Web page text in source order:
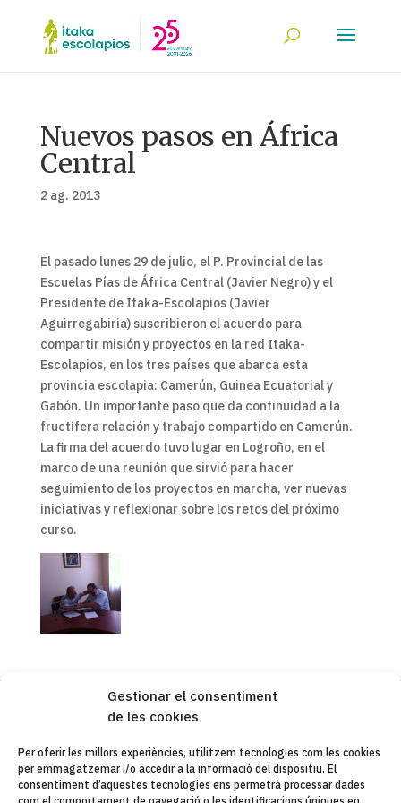
Gestionar el consentiment
de les cookies
Per oferir les millors experiències, utilitzem tecnologies com les cookies
per emmagatzemar i/o accedir a la informació del dispositiu. El
consentiment d’aquestes tecnologies ens permetrà processar dades
Nuevos pasos en África
Central
2 ag. 2013
El pasado lunes 29 de julio, el P. Provincial de las
Escuelas Pías de África Central (Javier Negro) y el
Presidente de Itaka-Escolapios (Javier
Aguirregabiria) suscribieron el acuerdo para
compartir misión y proyectos en la red Itaka-
Escolapios, en los tres países que abarca esta
provincia escolapia: Camerún, Guinea Ecuatorial y
Gabón. Un importante paso que da continuidad a la
fructífera relación y trabajo compartido en Camerún.
La firma del acuerdo tuvo lugar en Logroño, en el
marco de una reunión que sirvió para hacer
seguimiento de los proyectos en marcha, ver nuevas
iniciativas y reflexionar sobre los retos del próximo
curso.
Copyleft 2025Itaka-Escolapios
AVÍS LEGAL